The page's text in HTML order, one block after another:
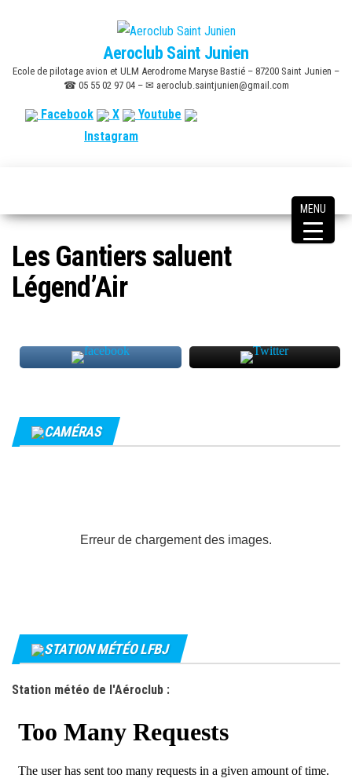
content
Aeroclub Saint Junien
Ecole de pilotage avion et ULM Aerodrome Maryse Bastié – 87200 Saint Junien –
☎ 05 55 02 97 04 – ✉ aeroclub.saintjunien@gmail.com
Facebook X
Youtube
Instagram
Les Gantiers saluent
Légend’Air
CAMÉRAS
Erreur de chargement des images.
STATION MÉTÉO LFBJ
Station météo de l'Aéroclub :
MENU